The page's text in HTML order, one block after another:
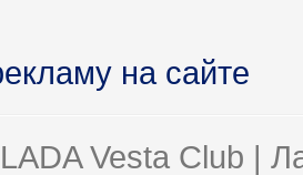
на сайте
Vesta Club |